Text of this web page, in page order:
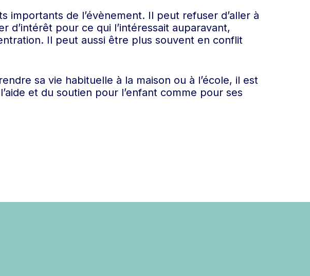
importants de l’évènement. Il peut refuser d’aller à
d’intérêt pour ce qui l’intéressait auparavant,
Il peut aussi être plus souvent en conflit
sa vie habituelle à la maison ou à l’école, il est
et du soutien pour l’enfant comme pour ses